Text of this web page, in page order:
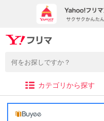
カテゴリから探す